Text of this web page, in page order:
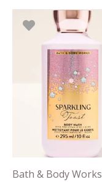
Bath & Body Works